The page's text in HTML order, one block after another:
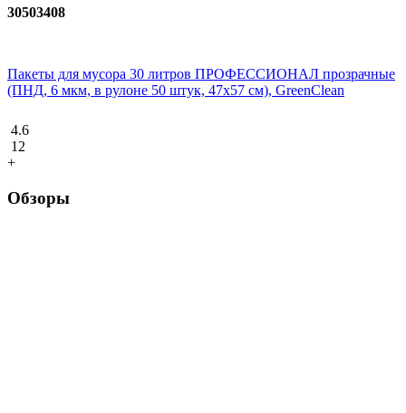
30503408
Пакеты для мусора 30 литров ПРОФЕССИОНАЛ прозрачные
(ПНД, 6 мкм, в рулоне 50 штук, 47х57 см), GreenClean
4.6
12
+
Обзоры